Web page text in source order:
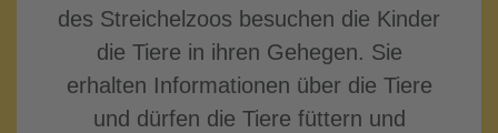
des Streichelzoos besuchen die Kinder
die Tiere in ihren Gehegen. Sie
erhalten Informationen über die Tiere
und dürfen die Tiere füttern und